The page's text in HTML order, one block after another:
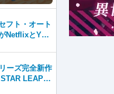
フト・オート
NetflixとYou
ーズ完全新作
STAR LEAP』